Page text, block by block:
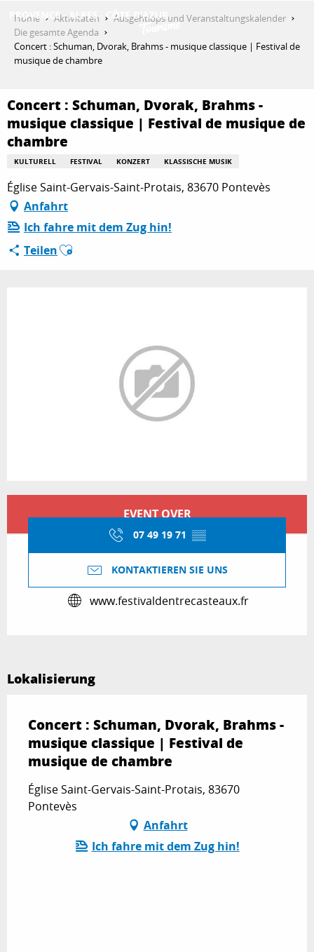
contenu
principal
ENTDECKEN
AKTIVITÄTEN
AUFENTHALT
ESPACE PRO
Home Aktivitäten
Ausgehtipps und Veranstaltungskalender
Die gesamte Agenda
Concert : Schuman, Dvorak, Brahms - musique classique | Festival de
musique de chambre
Concert : Schuman, Dvorak, Brahms -
musique classique | Festival de musique de
chambre
KULTURELL FESTIVAL KONZERT KLASSISCHE MUSIK
Église Saint-Gervais-Saint-Protais, 83670 Pontevès
Anfahrt
Ich fahre mit dem Zug hin!
TeilenAjouter aux favoris
EVENT OVER
07 49 19 71 ▒▒
KONTAKTIEREN SIE UNS
www.festivaldentrecasteaux.fr
Lokalisierung
Concert : Schuman, Dvorak, Brahms -
musique classique | Festival de
musique de chambre
Église Saint-Gervais-Saint-Protais, 83670
Pontevès
Anfahrt
Ich fahre mit dem Zug hin!